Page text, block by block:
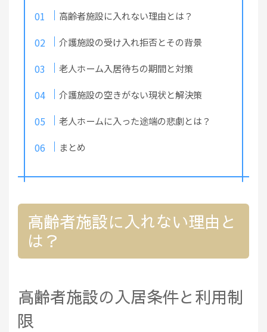
高齢者施設に入れない理由とは？
介護施設の受け入れ拒否とその背景
老人ホーム入居待ちの期間と対策
介護施設の空きがない現状と解決策
老人ホームに入った途端の悲劇とは？
まとめ
高齢者施設に入れない理由と
は？
高齢者施設の入居条件と利用制
限